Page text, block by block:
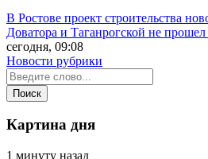
В Ростове проект строительства
Доватора и Таганрогской не прошел
сегодня, 09:08
Новости рубрики
Картина дня
1 минуту назад